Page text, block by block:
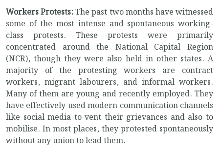
Workers Protests:The past two months have witnessed
some of the most intense and spontaneous working-
class protests. These protests were primarily
concentrated around the National Capital Region
(NCR), though they were also held in other states. A
majority of the protesting workers are contract
workers, migrant labourers, and informal workers.
Many of them are young and recently employed. They
have effectively used modern communication channels
like social media to vent their grievances and also to
mobilise. In most places, they protested spontaneously
without any union to lead them.